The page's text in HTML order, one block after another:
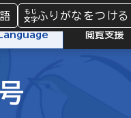
ふりがなをつける
Language 閲覧支援